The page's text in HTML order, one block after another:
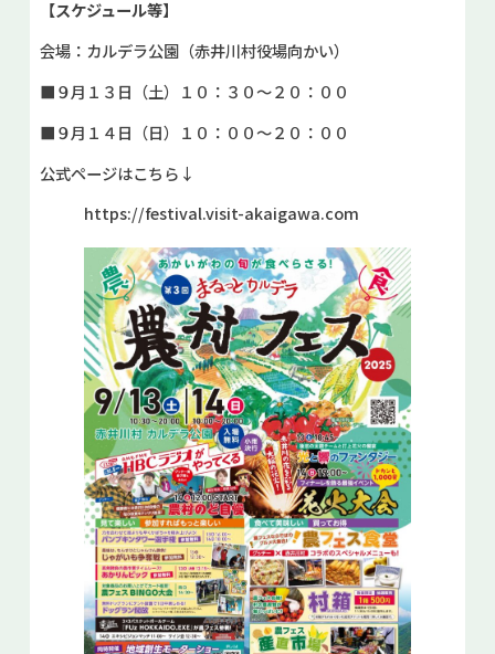
【スケジュール等】
会場：カルデラ公園（赤井川村役場向かい）
■９月１３日（土）１０：３０～２０：００
■９月１４日（日）１０：００～２０：００
公式ページはこちら↓
https://festival.visit-akaigawa.com